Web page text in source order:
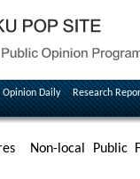
Opinion Daily Research
Non-local Public